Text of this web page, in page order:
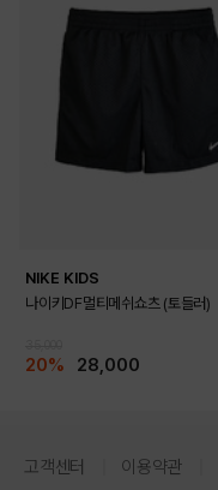
NIKE KIDS
나이키DF멀티메쉬쇼츠 (토들러)
20% 28,000
고객센터 이용약관